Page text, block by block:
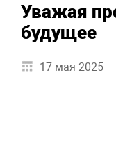
Уважая
будущее
17 мая 2025